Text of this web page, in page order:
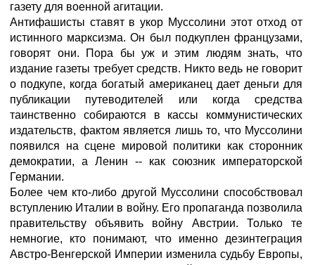
газету для военной агитации.
Антифашисты ставят в укор Муссолини этот отход от
истинного марксизма. Он был подкуплен французами,
говорят они. Пора бы уж и этим людям знать, что
издание газеты требует средств. Никто ведь не говорит
о подкупе, когда богатый американец дает деньги для
публикации путеводителей или когда средства
таинственно собираются в кассы коммунистических
издательств, фактом является лишь то, что Муссолини
появился на сцене мировой политики как сторонник
демократии, а Ленин -- как союзник императорской
Германии.
Более чем кто-либо другой Муссолини способствовал
вступлению Италии в войну. Его пропаганда позволила
правительству объявить войну Австрии. Только те
немногие, кто понимают, что именно дезинтеграция
Австро-Венгерской Империи изменила судьбу Европы,